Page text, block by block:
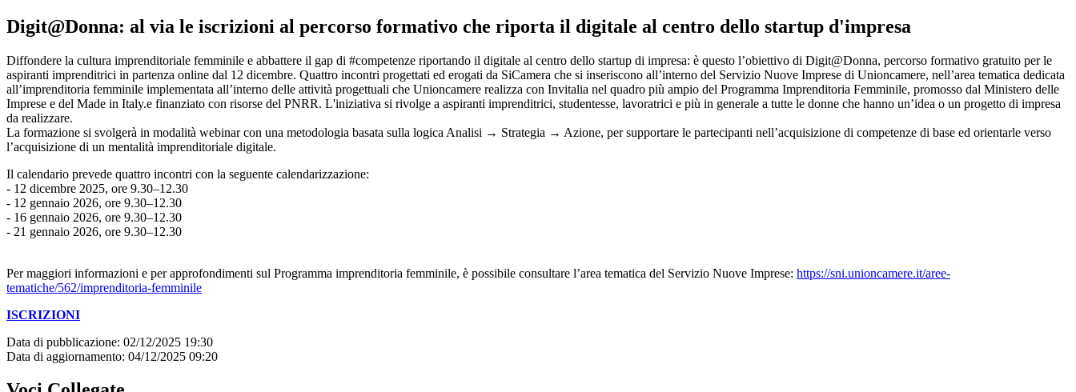
Digit@Donna: al via le iscrizioni al percorso formativo che riporta il digitale al centro dello startup d'impresa
Diffondere la cultura imprenditoriale femminile e abbattere il gap di #competenze riportando il digitale al centro dello startup di impresa: è questo l’obiettivo di Digit@Donna, percorso formativo gratuito per le
aspiranti imprenditrici in partenza online dal 12 dicembre. Quattro incontri progettati ed erogati da SiCamera che si inseriscono all’interno del Servizio Nuove Imprese di Unioncamere, nell’area tematica dedicata
all’imprenditoria femminile implementata all’interno delle attività progettuali che Unioncamere realizza con Invitalia nel quadro più ampio del Programma Imprenditoria Femminile, promosso dal Ministero delle
Imprese e del Made in Italy.e finanziato con risorse del PNRR. L'iniziativa si rivolge a aspiranti imprenditrici, studentesse, lavoratrici e più in generale a tutte le donne che hanno un’idea o un progetto di impresa
da realizzare.
La formazione si svolgerà in modalità webinar con una metodologia basata sulla logica Analisi → Strategia → Azione, per supportare le partecipanti nell’acquisizione di competenze di base ed orientarle verso
l’acquisizione di un mentalità imprenditoriale digitale.
Il calendario prevede quattro incontri con la seguente calendarizzazione:
- 12 dicembre 2025, ore 9.30–12.30
- 12 gennaio 2026, ore 9.30–12.30
- 16 gennaio 2026, ore 9.30–12.30
- 21 gennaio 2026, ore 9.30–12.30
Per maggiori informazioni e per approfondimenti sul Programma imprenditoria femminile, è possibile consultare l’area tematica del Servizio Nuove Imprese: https://sni.unioncamere.it/aree-
tematiche/562/imprenditoria-femminile
ISCRIZIONI
Data di pubblicazione: 02/12/2025 19:30
Data di aggiornamento: 04/12/2025 09:20